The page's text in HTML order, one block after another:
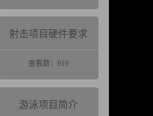
射击项目硬件要求
查看数：919
游泳项目简介